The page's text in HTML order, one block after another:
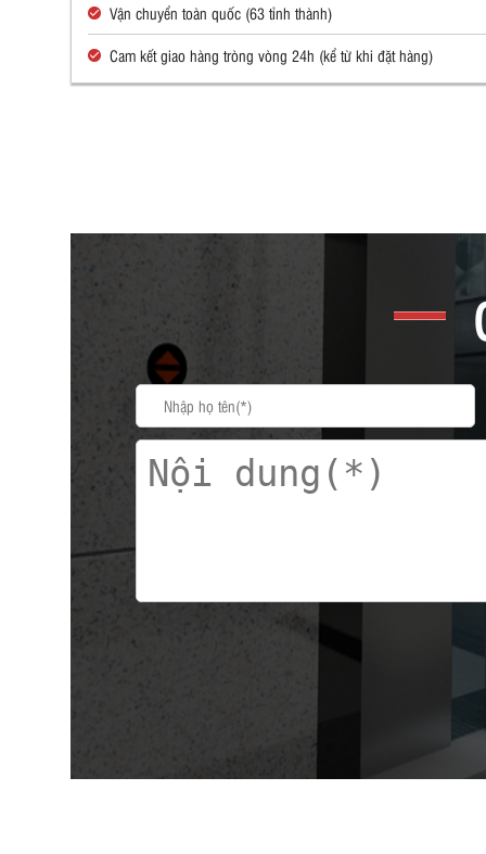
Vận chuyển toàn quốc (63 tỉnh thành)
Cam kết giao hàng tròng vòng 24h (kể từ khi đặt hàng)